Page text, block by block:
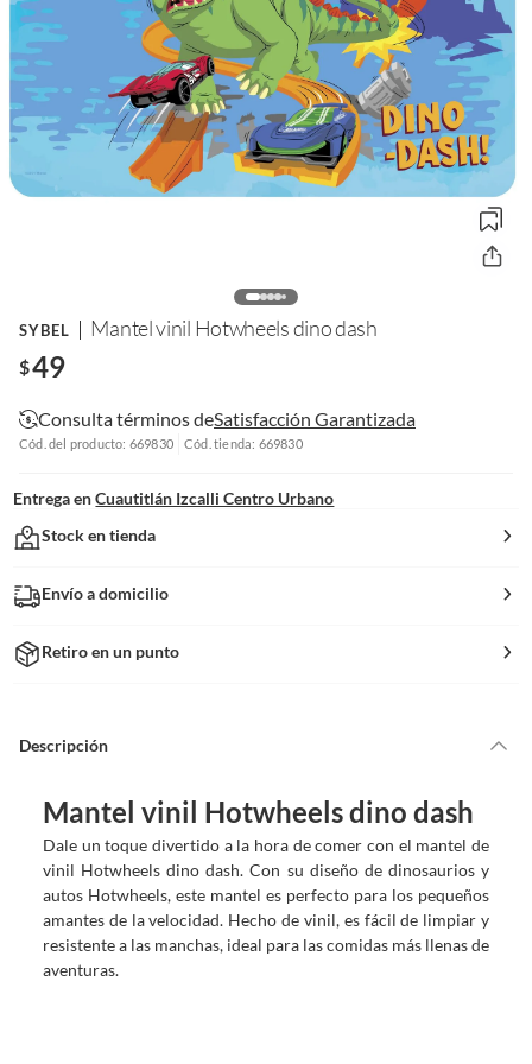
SYBEL Mantel vinil Hotwheels dino dash
$49
Consulta términos deSatisfacción Garantizada
Cód. del producto: 669830 Cód. tienda: 669830
Entrega en Cuautitlán Izcalli Centro Urbano
Stock en tienda
Envío a domicilio
Retiro en un punto
Descripción
Mantel vinil Hotwheels dino dash
Dale un toque divertido a la hora de comer con el mantel de
vinil Hotwheels dino dash. Con su diseño de dinosaurios y
autos Hotwheels, este mantel es perfecto para los pequeños
amantes de la velocidad. Hecho de vinil, es fácil de limpiar y
resistente a las manchas, ideal para las comidas más llenas de
aventuras.